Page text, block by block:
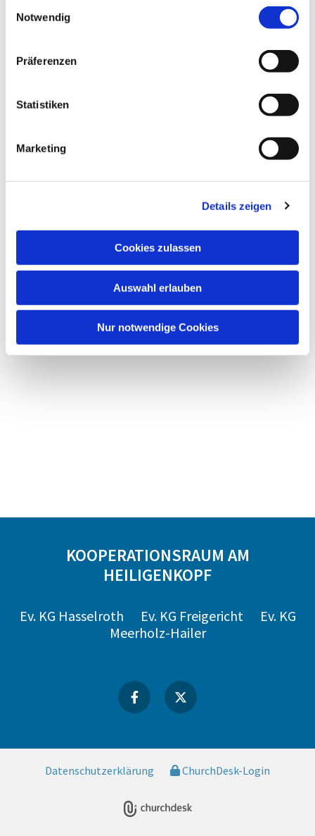
Notwendig
Präferenzen
Statistiken
Marketing
Details zeigen
Cookies zulassen
Auswahl erlauben
Nur notwendige Cookies
Dies könnte Sie auch
KOOPERATIONSRAUM AM
HEILIGENKOPF
Ev. KG Hasselroth Ev. KG Freigericht
Ev. KG
Meerholz-Hailer
Datenschutzerklärung ChurchDesk-Login